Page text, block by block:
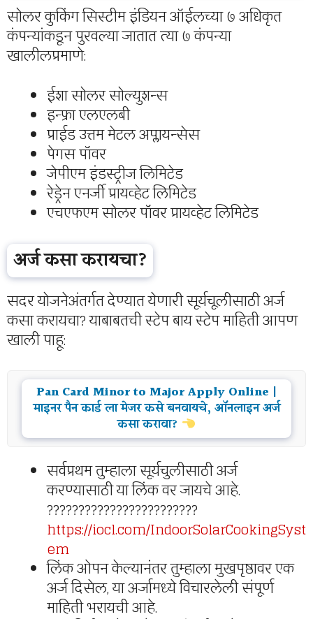
सोलर कुकिंग सिस्टीम इंडियन ऑईलच्या ७ अधिकृत
कंपन्यांकडून पुरवल्या जातात त्या ७ कंपन्या
खालीलप्रमाणे:
ईशा सोलर सोल्युशन्स
इन्फ्रा एलएलबी
प्राईड उत्तम मेटल अप्लायन्सेस
पेगस पॉवर
जेपीएम इंडस्ट्रीज लिमिटेड
रेड्रेन एनर्जी प्रायव्हेट लिमिटेड
एचएफएम सोलर पॉवर प्रायव्हेट लिमिटेड
अर्ज कसा करायचा?
सदर योजनेअंतर्गत देण्यात येणारी सूर्यचूलीसाठी अर्ज
कसा करायचा? याबाबतची स्टेप बाय स्टेप माहिती आपण
खाली पाहू:
Pan Card Minor to Major Apply Online |
माइनर पैन कार्ड ला मेजर कसे बनवायचे, ऑनलाइन अर्ज
कसा करावा?
सर्वप्रथम तुम्हाला सूर्यचुलीसाठी अर्ज
करण्यासाठी या लिंक वर जायचे आहे.
????????????????????????
https://iocl.com/IndoorSolarCookingSyst
em
लिंक ओपन केल्यानंतर तुम्हाला मुखपृष्ठावर एक
अर्ज दिसेल, या अर्जामध्ये विचारलेली संपूर्ण
माहिती भरायची आहे.